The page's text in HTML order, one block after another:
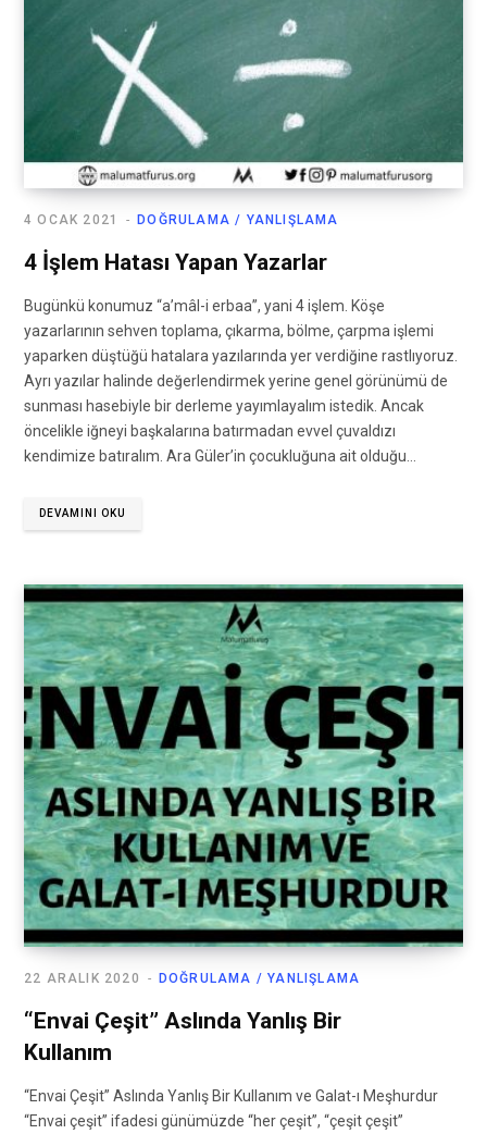
DOĞRULAMA / YANLIŞLAMA
4 OCAK 2021
4 İşlem Hatası Yapan Yazarlar
Bugünkü konumuz “a’mâl-i erbaa”, yani 4 işlem. Köşe
yazarlarının sehven toplama, çıkarma, bölme, çarpma işlemi
yaparken düştüğü hatalara yazılarında yer verdiğine rastlıyoruz.
Ayrı yazılar halinde değerlendirmek yerine genel görünümü de
sunması hasebiyle bir derleme yayımlayalım istedik. Ancak
öncelikle iğneyi başkalarına batırmadan evvel çuvaldızı
kendimize batıralım. Ara Güler’in çocukluğuna ait olduğu…
DEVAMINI OKU
DOĞRULAMA / YANLIŞLAMA
22 ARALIK 2020
“Envai Çeşit” Aslında Yanlış Bir
Kullanım
“Envai Çeşit” Aslında Yanlış Bir Kullanım ve Galat-ı Meşhurdur
“Envai çeşit” ifadesi günümüzde “her çeşit”, “çeşit çeşit”